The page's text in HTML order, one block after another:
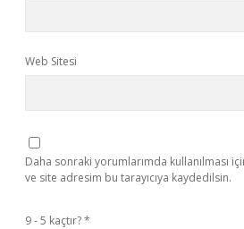
Web Sitesi
Daha sonraki yorumlarımda kullanılması
ve site adresim bu tarayıcıya kaydedilsin.
9 - 5 kaçtır?*